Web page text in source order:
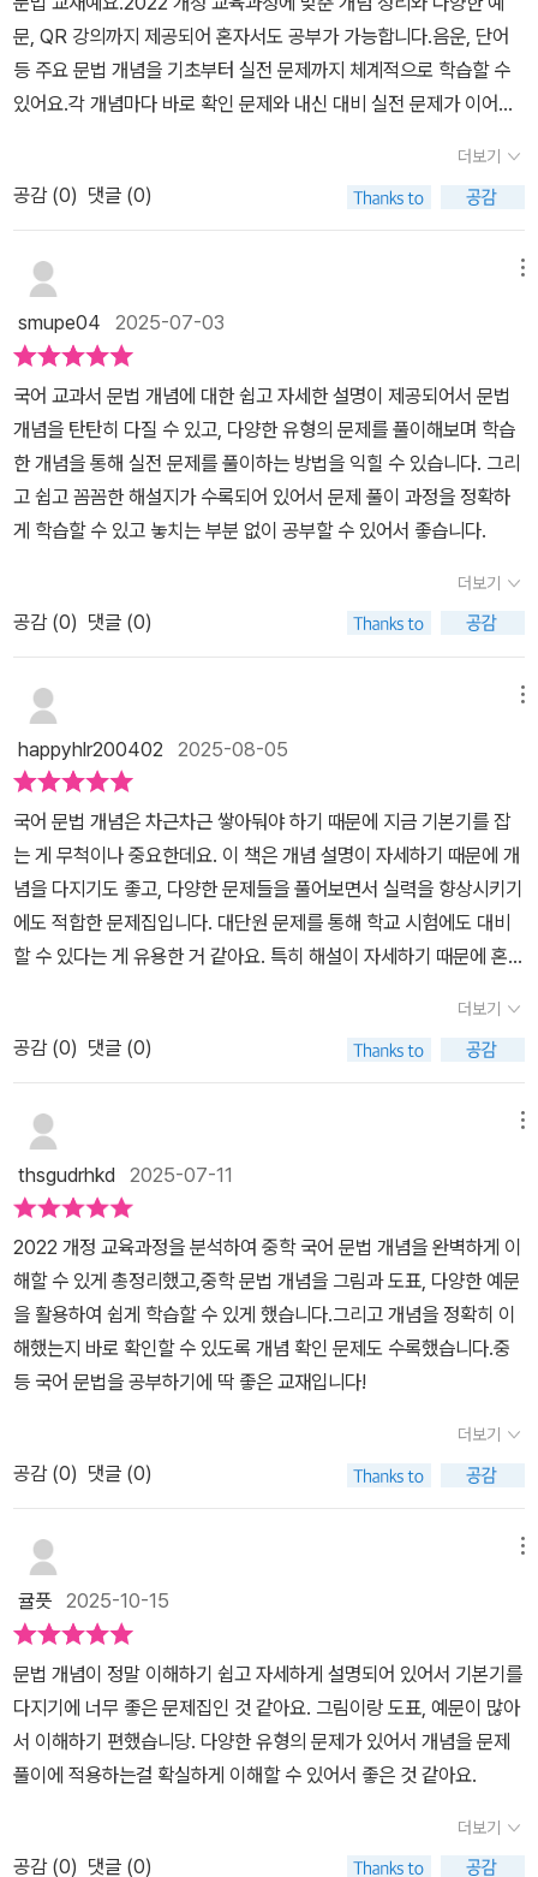
념들로 다양하게 적용하고응용 능력을 키울 수 있도록 문제를 풀어봅
시다.검정고시, 학업성취도 평가 기출문제와내신 기출 변형문제로 수
록되어 있어요.서술형 문제구체적 사례에 적용된 문법 개념을 파악하
는서술형 문제를 통해 학교 서술형 평가를 대비할 수 있습니다.대단
원 종합 문제자주 출제되는 내신 변형 문제, 검정고시,학업성취도 평
가 기출 문제를 풀면서학교 시험 대비를 할 수 있습니다.대단원 마무
문, QR 강의까지 제공되어 혼자서도 공부가 가능합니다.음운, 단어
등 주요 문법 개념을 기초부터 실전 문제까지 체계적으로 학습할 수
있어요.각 개념마다 바로 확인 문제와 내신 대비 실전 문제가 이어져
등 실제 시험 대비에 꼭 필요한 구성이라 내신 준비에 딱이에요.저희
아이도 처음에는 어렵다 했지만, 개념과 문제를 반복하며 점차 자신
감을 얻고 있어요.QR 강의로 개념을 보고, 실전 문제로 정리하고, 해
설로 복습까지 가능한 구성이 정말 만족스럽네요.매주 계획표에 따라
법 기초가 탄탄해야 고등 내신까지 이어질 수 있다는 점에서 이 교재
가 큰 도움 됐습니다.국어 문법을 처음 시작하거나 체계적으로 정리
하고 싶은 학생들에게 꼭 추천하고 싶어요!
더보기
공감 (0) 댓글 (0)
smupe04 2025-07-03
국어 교과서 문법 개념에 대한 쉽고 자세한 설명이 제공되어서 문법
개념을 탄탄히 다질 수 있고, 다양한 유형의 문제를 풀이해보며 학습
한 개념을 통해 실전 문제를 풀이하는 방법을 익힐 수 있습니다. 그리
고 쉽고 꼼꼼한 해설지가 수록되어 있어서 문제 풀이 과정을 정확하
게 학습할 수 있고 놓치는 부분 없이 공부할 수 있어서 좋습니다.
더보기
공감 (0) 댓글 (0)
happyhlr200402 2025-08-05
국어 문법 개념은 차근차근 쌓아둬야 하기 때문에 지금 기본기를 잡
는 게 무척이나 중요한데요. 이 책은 개념 설명이 자세하기 때문에 개
념을 다지기도 좋고, 다양한 문제들을 풀어보면서 실력을 향상시키기
에도 적합한 문제집입니다. 대단원 문제를 통해 학교 시험에도 대비
할 수 있다는 게 유용한 거 같아요. 특히 해설이 자세하기 때문에 혼자
더보기
공감 (0) 댓글 (0)
thsgudrhkd 2025-07-11
2022 개정 교육과정을 분석하여 중학 국어 문법 개념을 완벽하게 이
해할 수 있게 총정리했고,중학 문법 개념을 그림과 도표, 다양한 예문
을 활용하여 쉽게 학습할 수 있게 했습니다.그리고 개념을 정확히 이
해했는지 바로 확인할 수 있도록 개념 확인 문제도 수록했습니다.중
등 국어 문법을 공부하기에 딱 좋은 교재입니다!
더보기
공감 (0) 댓글 (0)
귤픗 2025-10-15
문법 개념이 정말 이해하기 쉽고 자세하게 설명되어 있어서 기본기를
다지기에 너무 좋은 문제집인 것 같아요. 그림이랑 도표, 예문이 많아
서 이해하기 편했습니당. 다양한 유형의 문제가 있어서 개념을 문제
풀이에 적용하는걸 확실하게 이해할 수 있어서 좋은 것 같아요.
더보기
공감 (0) 댓글 (0)